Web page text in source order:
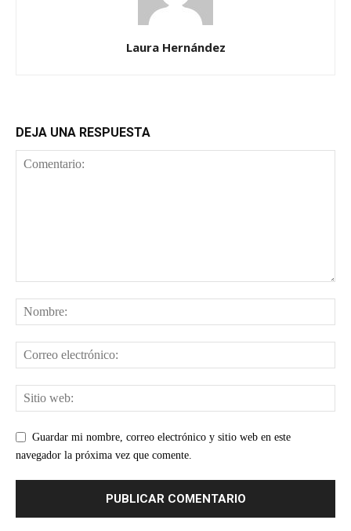
Laura Hernández
DEJA UNA RESPUESTA
Guardar mi nombre, correo electrónico y sitio web en este
navegador la próxima vez que comente.